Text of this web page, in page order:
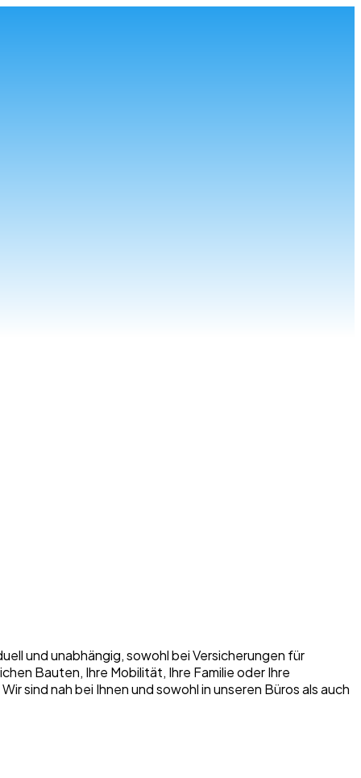
und unabhängig, sowohl bei Versicherungen für
Bauten, Ihre Mobilität, Ihre Familie oder Ihre
sind nah bei Ihnen und sowohl in unseren Büros als auch